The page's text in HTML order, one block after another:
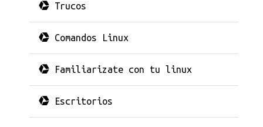
Trucos
Comandos Linux
Familiarizate con tu linux
Escritorios